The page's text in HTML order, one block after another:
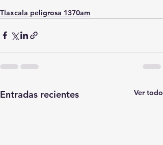
Tlaxcala peligrosa 1370am
Entradas recientes Ver todo